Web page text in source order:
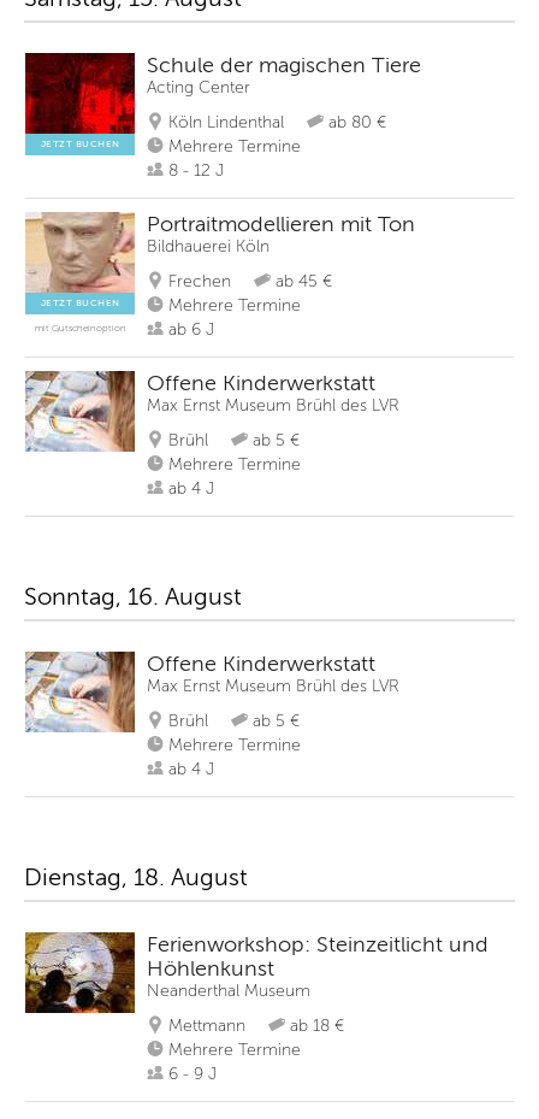
JETZT BUCHEN
Schule der magischen Tiere
Acting Center
Köln Lindenthal
ab 80 €
Mehrere Termine
8 - 12 J
JETZT BUCHEN
mit Gutscheinoption
Portraitmodellieren mit Ton
Bildhauerei Köln
Frechen
ab 45 €
Mehrere Termine
ab 6 J
Offene Kinderwerkstatt
Max Ernst Museum Brühl des LVR
Brühl
ab 5 €
Mehrere Termine
ab 4 J
Sonntag, 16. August
Offene Kinderwerkstatt
Max Ernst Museum Brühl des LVR
Brühl
ab 5 €
Mehrere Termine
ab 4 J
Dienstag, 18. August
Ferienworkshop: Steinzeitlicht und
Höhlenkunst
Neanderthal Museum
Mettmann
ab 18 €
Mehrere Termine
6 - 9 J